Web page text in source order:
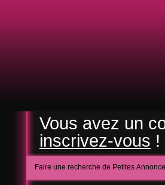
Vous avez un
inscrivez-vous !
Faire une recherche de Petites